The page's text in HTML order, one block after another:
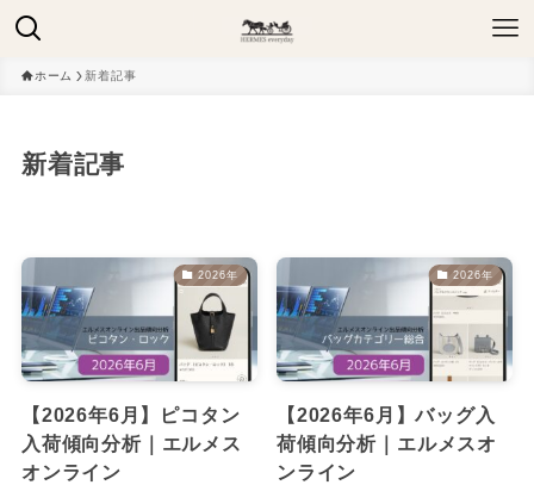
ホーム 新着記事
新着記事
2026年
【2026年6月】ピコタン
入荷傾向分析｜エルメス
オンライン
2026年
【2026年6月】バッグ入
荷傾向分析｜エルメスオ
ンライン